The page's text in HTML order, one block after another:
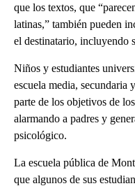
que los textos, que
latinas,” también pueden
el destinatario, incluyendo
Niños y estudiantes
escuela media, secundaria
parte de los objetivos de
alarmando a padres y
psicológico.
La escuela pública de
que algunos de sus